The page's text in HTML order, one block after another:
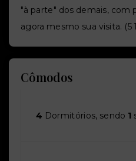
"à parte" dos demais, com
agora mesmo sua visita. (5
Cômodos
4 Dormitórios, sendo 1